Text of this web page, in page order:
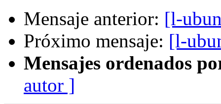
Mensaje anterior: [l-
Próximo mensaje: [l-
Mensajes ordenados
autor ]